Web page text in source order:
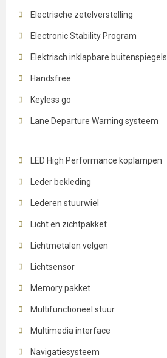
Electrische zetelverstelling
Electronic Stability Program
Elektrisch inklapbare buitenspiegels
Handsfree
Keyless go
Lane Departure Warning systeem
LED High Performance koplampen
Leder bekleding
Lederen stuurwiel
Licht en zichtpakket
Lichtmetalen velgen
Lichtsensor
Memory pakket
Multifunctioneel stuur
Multimedia interface
Navigatiesysteem